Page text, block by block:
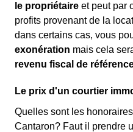
le propriétaire et peut par
profits provenant de la
dans certains cas, vous
exonération mais cela
revenu fiscal de
Le prix d'un courtier
Quelles sont les
Cantaron? Faut il prendre